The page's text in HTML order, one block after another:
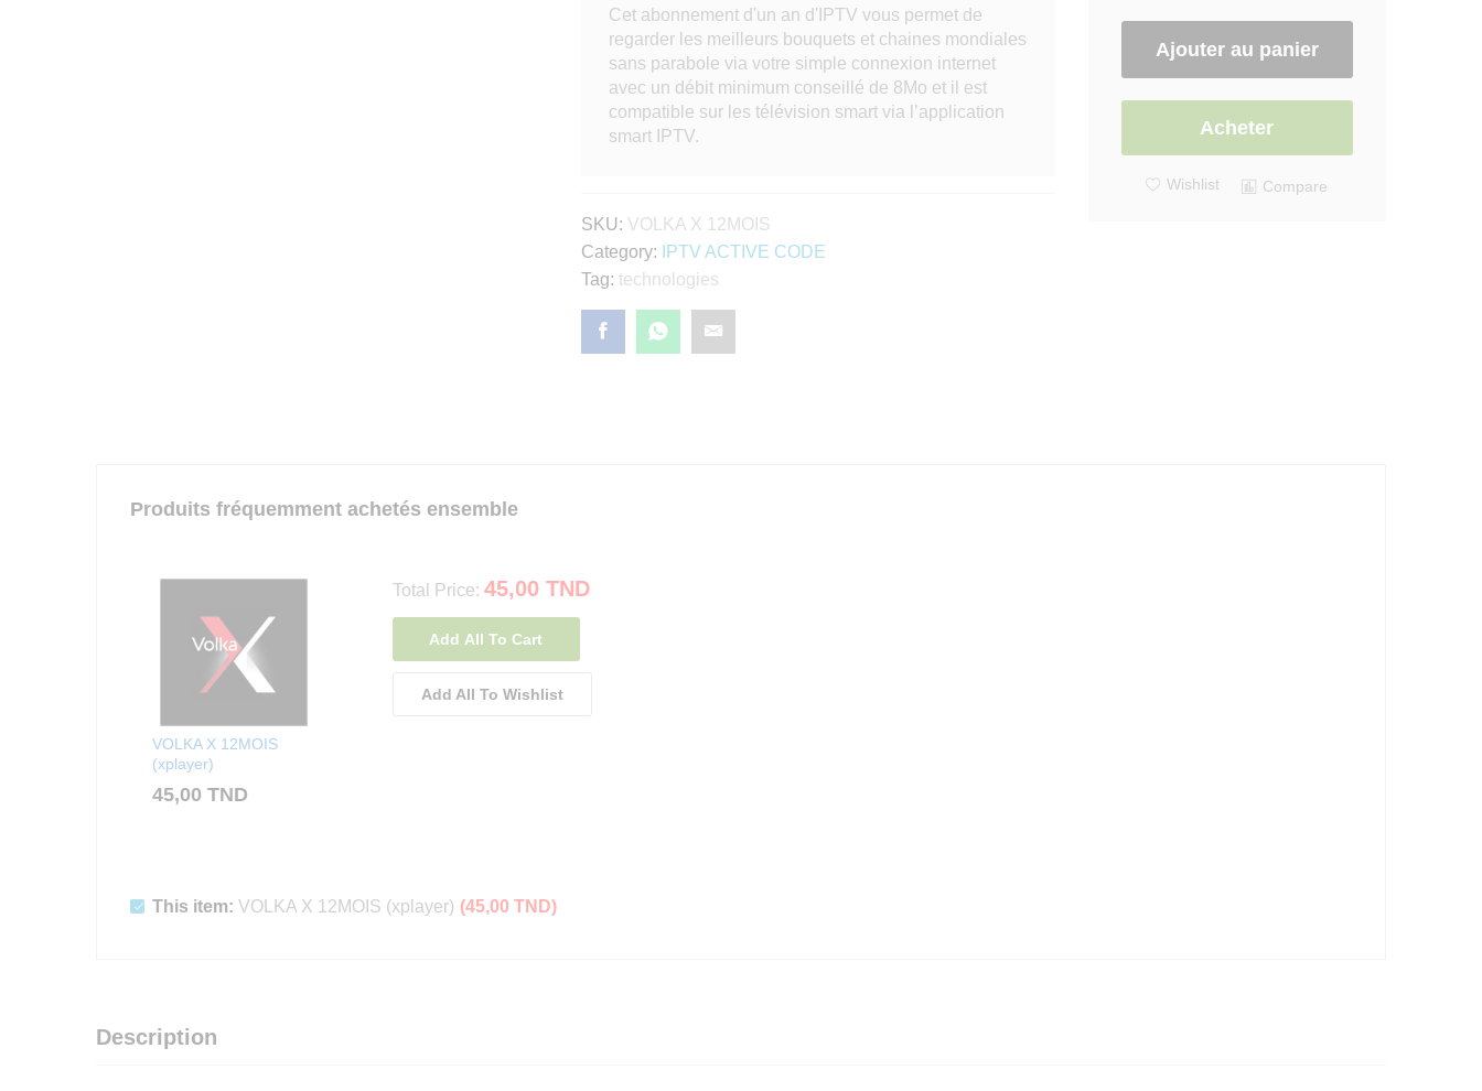
Cet abonnement d'un an d'IPTV vous permet de
regarder les meilleurs bouquets et chaines mondiales
sans parabole via votre simple connexion internet
avec un débit minimum conseillé de 8Mo et il est
compatible sur les télévision smart via l’application
smart IPTV.
SKU: VOLKA X 12MOIS
Category:
IPTV ACTIVE CODE
Tag: technologies
Ajouter au panier
Acheter
Wishlist Compare
Produits fréquemment achetés ensemble
VOLKA X 12MOIS
(xplayer)
45,00 TND
Total Price: 45,00 TND
Add All To Cart
Add All To Wishlist
This item: VOLKA X 12MOIS (xplayer) (45,00 TND)
Description